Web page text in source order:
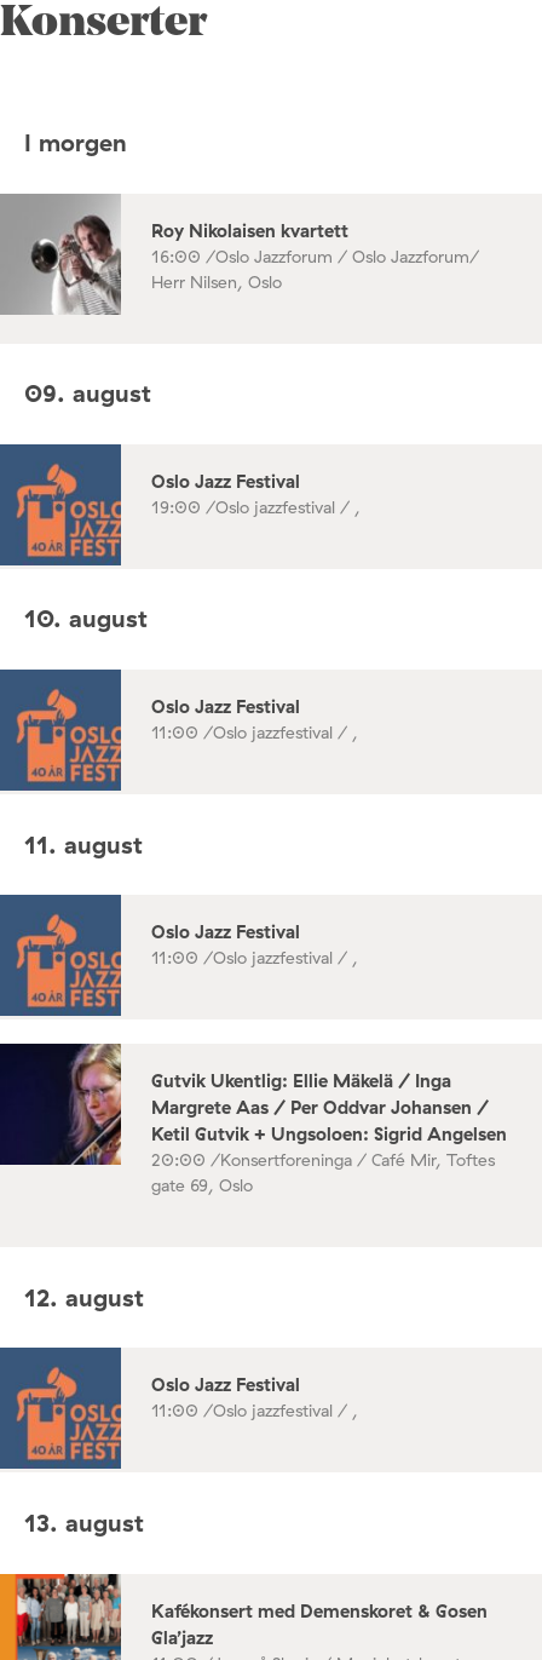
Konserter
I morgen
Roy Nikolaisen kvartett
16:00 /Oslo Jazzforum / Oslo Jazzforum/
Herr Nilsen, Oslo
09. august
Oslo Jazz Festival
19:00 /Oslo jazzfestival / ,
10. august
Oslo Jazz Festival
11:00 /Oslo jazzfestival / ,
11. august
Oslo Jazz Festival
11:00 /Oslo jazzfestival / ,
Gutvik Ukentlig: Ellie Mäkelä / Inga
Margrete Aas / Per Oddvar Johansen /
Ketil Gutvik + Ungsoloen: Sigrid Angelsen
20:00 /Konsertforeninga / Café Mir, Toftes
gate 69, Oslo
12. august
Oslo Jazz Festival
11:00 /Oslo jazzfestival / ,
13. august
Kafékonsert med Demenskoret & Gosen
Gla’jazz